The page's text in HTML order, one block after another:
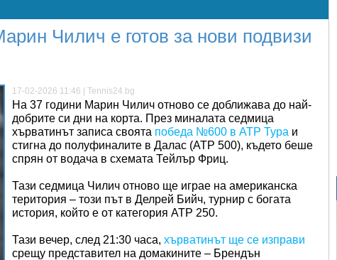
Чилич е готов за нови подвизи
17-02-2026 11:46 | Tennis24.bg
На 37 години Марин Чилич отново се доближава до най-
добрите си дни на корта. През миналата седмица
хърватинът записа своята победа №600 в АТР Тура и
стигна до полуфиналите в Далас (АТР 500), където беше
спрян от водача в схемата Тейлър Фриц.
Тази седмица Чилич отново ще играе на американска
територия – този път в Делрей Бийч, турнир с богата
история, който е от категория АТР 250.
Тази вечер, след 21:30 часа, хърватинът ще се изправи
срещу представител на домакините – Брендън